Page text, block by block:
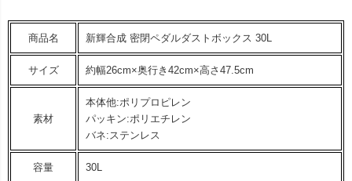
商品名 新輝合成 密閉ペダルダストボックス 30L
サイズ 約幅26cm×奥行き42cm×高さ47.5cm
素材
本体他:ポリプロピレン
パッキン:ポリエチレン
バネ:ステンレス
容量 30L